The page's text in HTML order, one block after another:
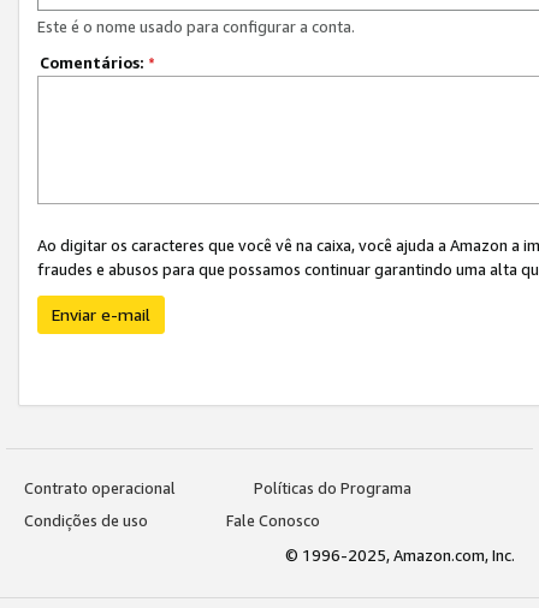
Este é o nome usado para configurar a conta.
Comentários: *
Ao digitar os caracteres que você vê na caixa, você ajuda a Amazon
fraudes e abusos para que possamos continuar garantindo uma alta
Enviar e-mail
Contrato operacional
Políticas do Programa
Condições de uso
Fale Conosco
© 1996-2025, Amazon.com, Inc.